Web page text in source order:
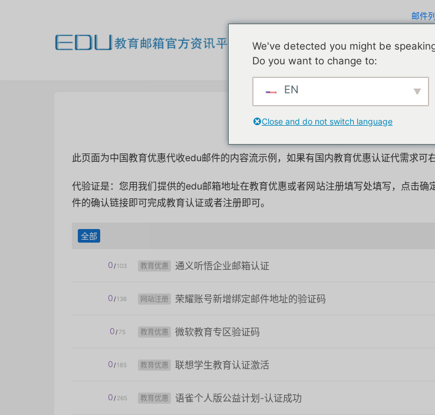
我们一直在努力
edu邮箱申请
邮件
邮件示例
此页面为中国教育优惠代收edu邮件的内容流示例，如果有国内教育优惠认证代需求可
代验证是：您用我们提供的edu邮箱地址在教育优惠或者网站注册填写处填写，点击
件的确认链接即可完成教育认证或者注册即可。
全部
0 /103 教育优惠 通义听悟企业邮箱认证
0 /136 网站注册 荣耀账号新增绑定邮件地址的验证码
0 / 75 教育优惠 微软教育专区验证码
0 /185 教育优惠 联想学生教育认证激活
0 / 265 教育优惠 语雀个人版公益计划-认证成功
We've detected you might be
Do you want to change to:
EN
Close and do not switch language